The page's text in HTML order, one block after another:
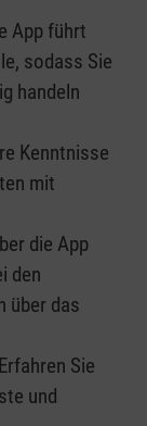
App führt
sodass Sie
handeln
Kenntnisse
mit
die App
den
über das
Erfahren Sie
und